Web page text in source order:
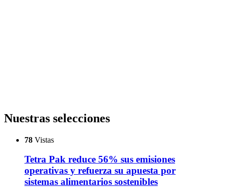
Nuestras selecciones
78 Vistas
Tetra Pak reduce 56% sus emisiones
operativas y refuerza su apuesta por
sistemas alimentarios sostenibles